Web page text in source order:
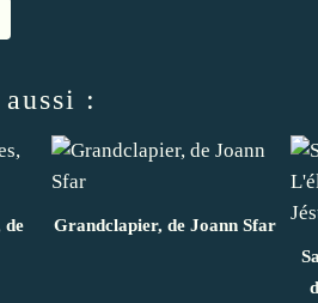
:
de
Grandclapier, de Joann Sfar